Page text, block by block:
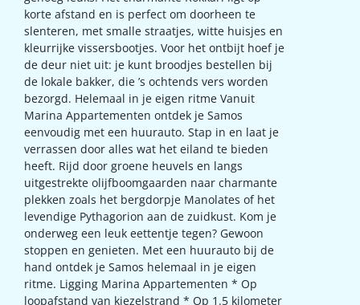
korte afstand en is perfect om doorheen te
slenteren, met smalle straatjes, witte huisjes en
kleurrijke vissersbootjes. Voor het ontbijt hoef je
de deur niet uit: je kunt broodjes bestellen bij
de lokale bakker, die ’s ochtends vers worden
bezorgd. Helemaal in je eigen ritme Vanuit
Marina Appartementen ontdek je Samos
eenvoudig met een huurauto. Stap in en laat je
verrassen door alles wat het eiland te bieden
heeft. Rijd door groene heuvels en langs
uitgestrekte olijfboomgaarden naar charmante
plekken zoals het bergdorpje Manolates of het
levendige Pythagorion aan de zuidkust. Kom je
onderweg een leuk eettentje tegen? Gewoon
stoppen en genieten. Met een huurauto bij de
hand ontdek je Samos helemaal in je eigen
ritme. Ligging Marina Appartementen * Op
loopafstand van kiezelstrand * Op 1.5 kilometer